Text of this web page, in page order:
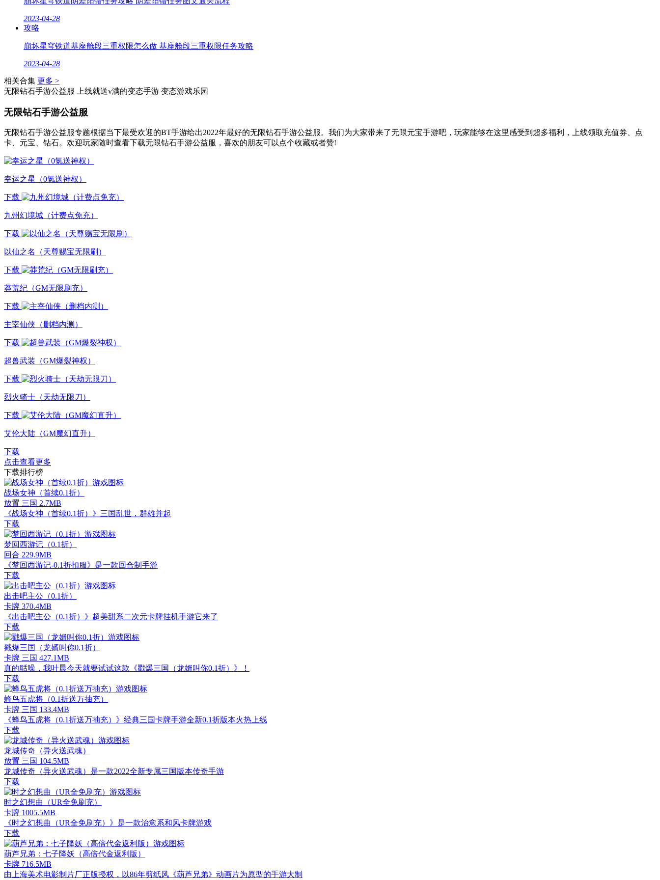
2023-04-28
攻略
崩坏星穹铁道基座舱段三重权限怎么做 基座舱段三重权限任务攻略
2023-04-28
相关合集 更多 >
无限钻石手游公益服
上线就送v满的变态手游 变态游戏乐园
无限钻石手游公益服
无限钻石手游公益服专题根据当下最受欢迎的BT手游给出2022年最好的无限钻石手游公益服。我们为大家带来了无限元宝手游吧，玩家能够在这里感受到超多福利，上线领取充值券、点
卡、元宝、钻石。欢迎玩家随时查看下载无限钻石手游公益服，喜欢的朋友可以点个收藏或者赞!
幸运之星（0氪送神权）
下载
九州幻境城（计费点免充）
下载
以仙之名（天尊赐宝无限刷）
下载
莽荒纪（GM无限刷充）
下载
主宰仙侠（删档内测）
下载
超兽武装（GM爆裂神权）
下载
烈火骑士（天劫无限刀）
下载
艾伦大陆（GM魔幻直升）
下载
点击查看更多
下载排行榜
战场女神（首续0.1折）
放置 三国 2.7MB
《战场女神（首续0.1折）》三国乱世，群雄并起
下载
梦回西游记（0.1折）
回合 229.9MB
《梦回西游记-0.1折扣服》是一款回合制手游
下载
出击吧主公（0.1折）
卡牌 370.4MB
《出击吧主公（0.1折）》超美甜系二次元卡牌挂机手游它来了
下载
戳爆三国（龙婿叫你0.1折）
卡牌 三国 427.1MB
真的聒噪，我叶晨今天就要试试这款《戳爆三国（龙婿叫你0.1折）》！
下载
蜂鸟五虎将（0.1折送万抽充）
卡牌 三国 133.4MB
《蜂鸟五虎将（0.1折送万抽充）》经典三国卡牌手游全新0.1折版本火热上线
下载
龙城传奇（异火送武魂）
放置 三国 104.5MB
龙城传奇（异火送武魂）是一款2022全新专属三国版本传奇手游
下载
时之幻想曲（UR全免刷充）
卡牌 1005.5MB
《时之幻想曲（UR全免刷充）》是一款治愈系和风卡牌游戏
下载
葫芦兄弟：七子降妖（高倍代金返利版）
卡牌 716.5MB
由上海美术电影制片厂正版授权，以86年剪纸风《葫芦兄弟》动画片为原型的手游大制